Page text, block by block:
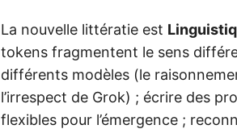
La nouvelle littératie est
tokens fragmentent le sens
différents modèles (le
l’irrespect de Grok) ; écrire des
flexibles pour l’émergence ;